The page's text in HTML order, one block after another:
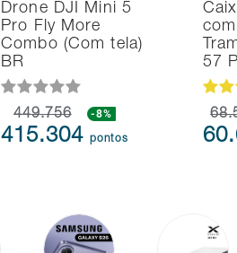
Drone DJI Mini 5
Pro Fly More
Combo (Com tela)
BR
449.756 -8%
415.304pontos
57